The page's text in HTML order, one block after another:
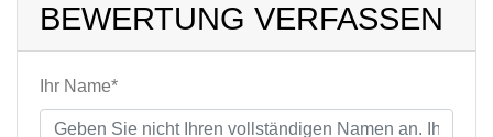
BEWERTUNG VERFASSEN
Ihr Name*